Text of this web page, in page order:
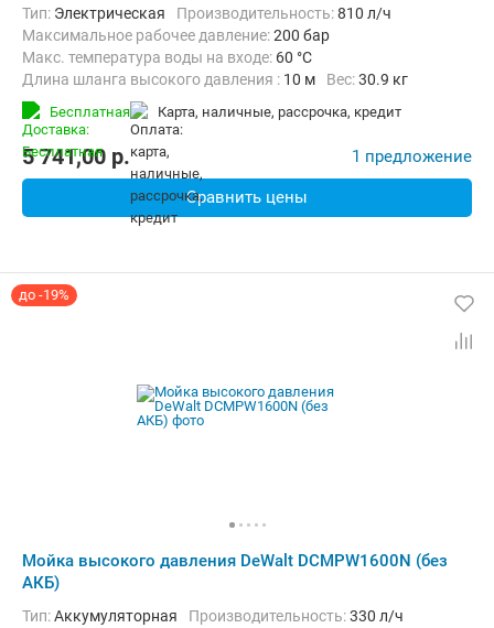
Тип: Электрическая Производительность:810 л/ч
Максимальное рабочее давление:200 бар
Макс. температура воды на входе: 60 °C
Длина шланга высокого давления : 10 м Вес:30.9 кг
Бесплатная карта, наличные, рассрочка, кредит
5 741,00 p. 1 предложение
Сравнить цены
до -19%
Мойка высокого давления DeWalt DCMPW1600N (без
АКБ)
Тип:Аккумуляторная Производительность:330 л/ч